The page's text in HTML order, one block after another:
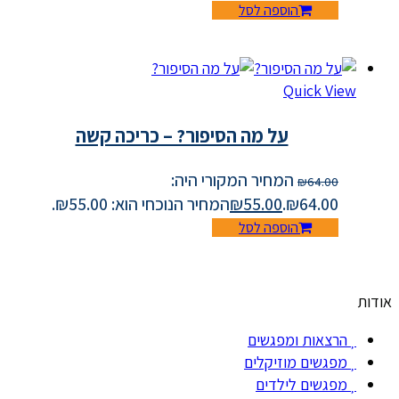
הוספה לסל
Quick View
על מה הסיפור? – כריכה קשה
₪64.00
המחיר המקורי היה:
₪64.00.
₪55.00 המחיר הנוכחי הוא: ₪55.00.
הוספה לסל
אודות
הרצאות ומפגשים
מפגשים מוזיקלים
מפגשים לילדים